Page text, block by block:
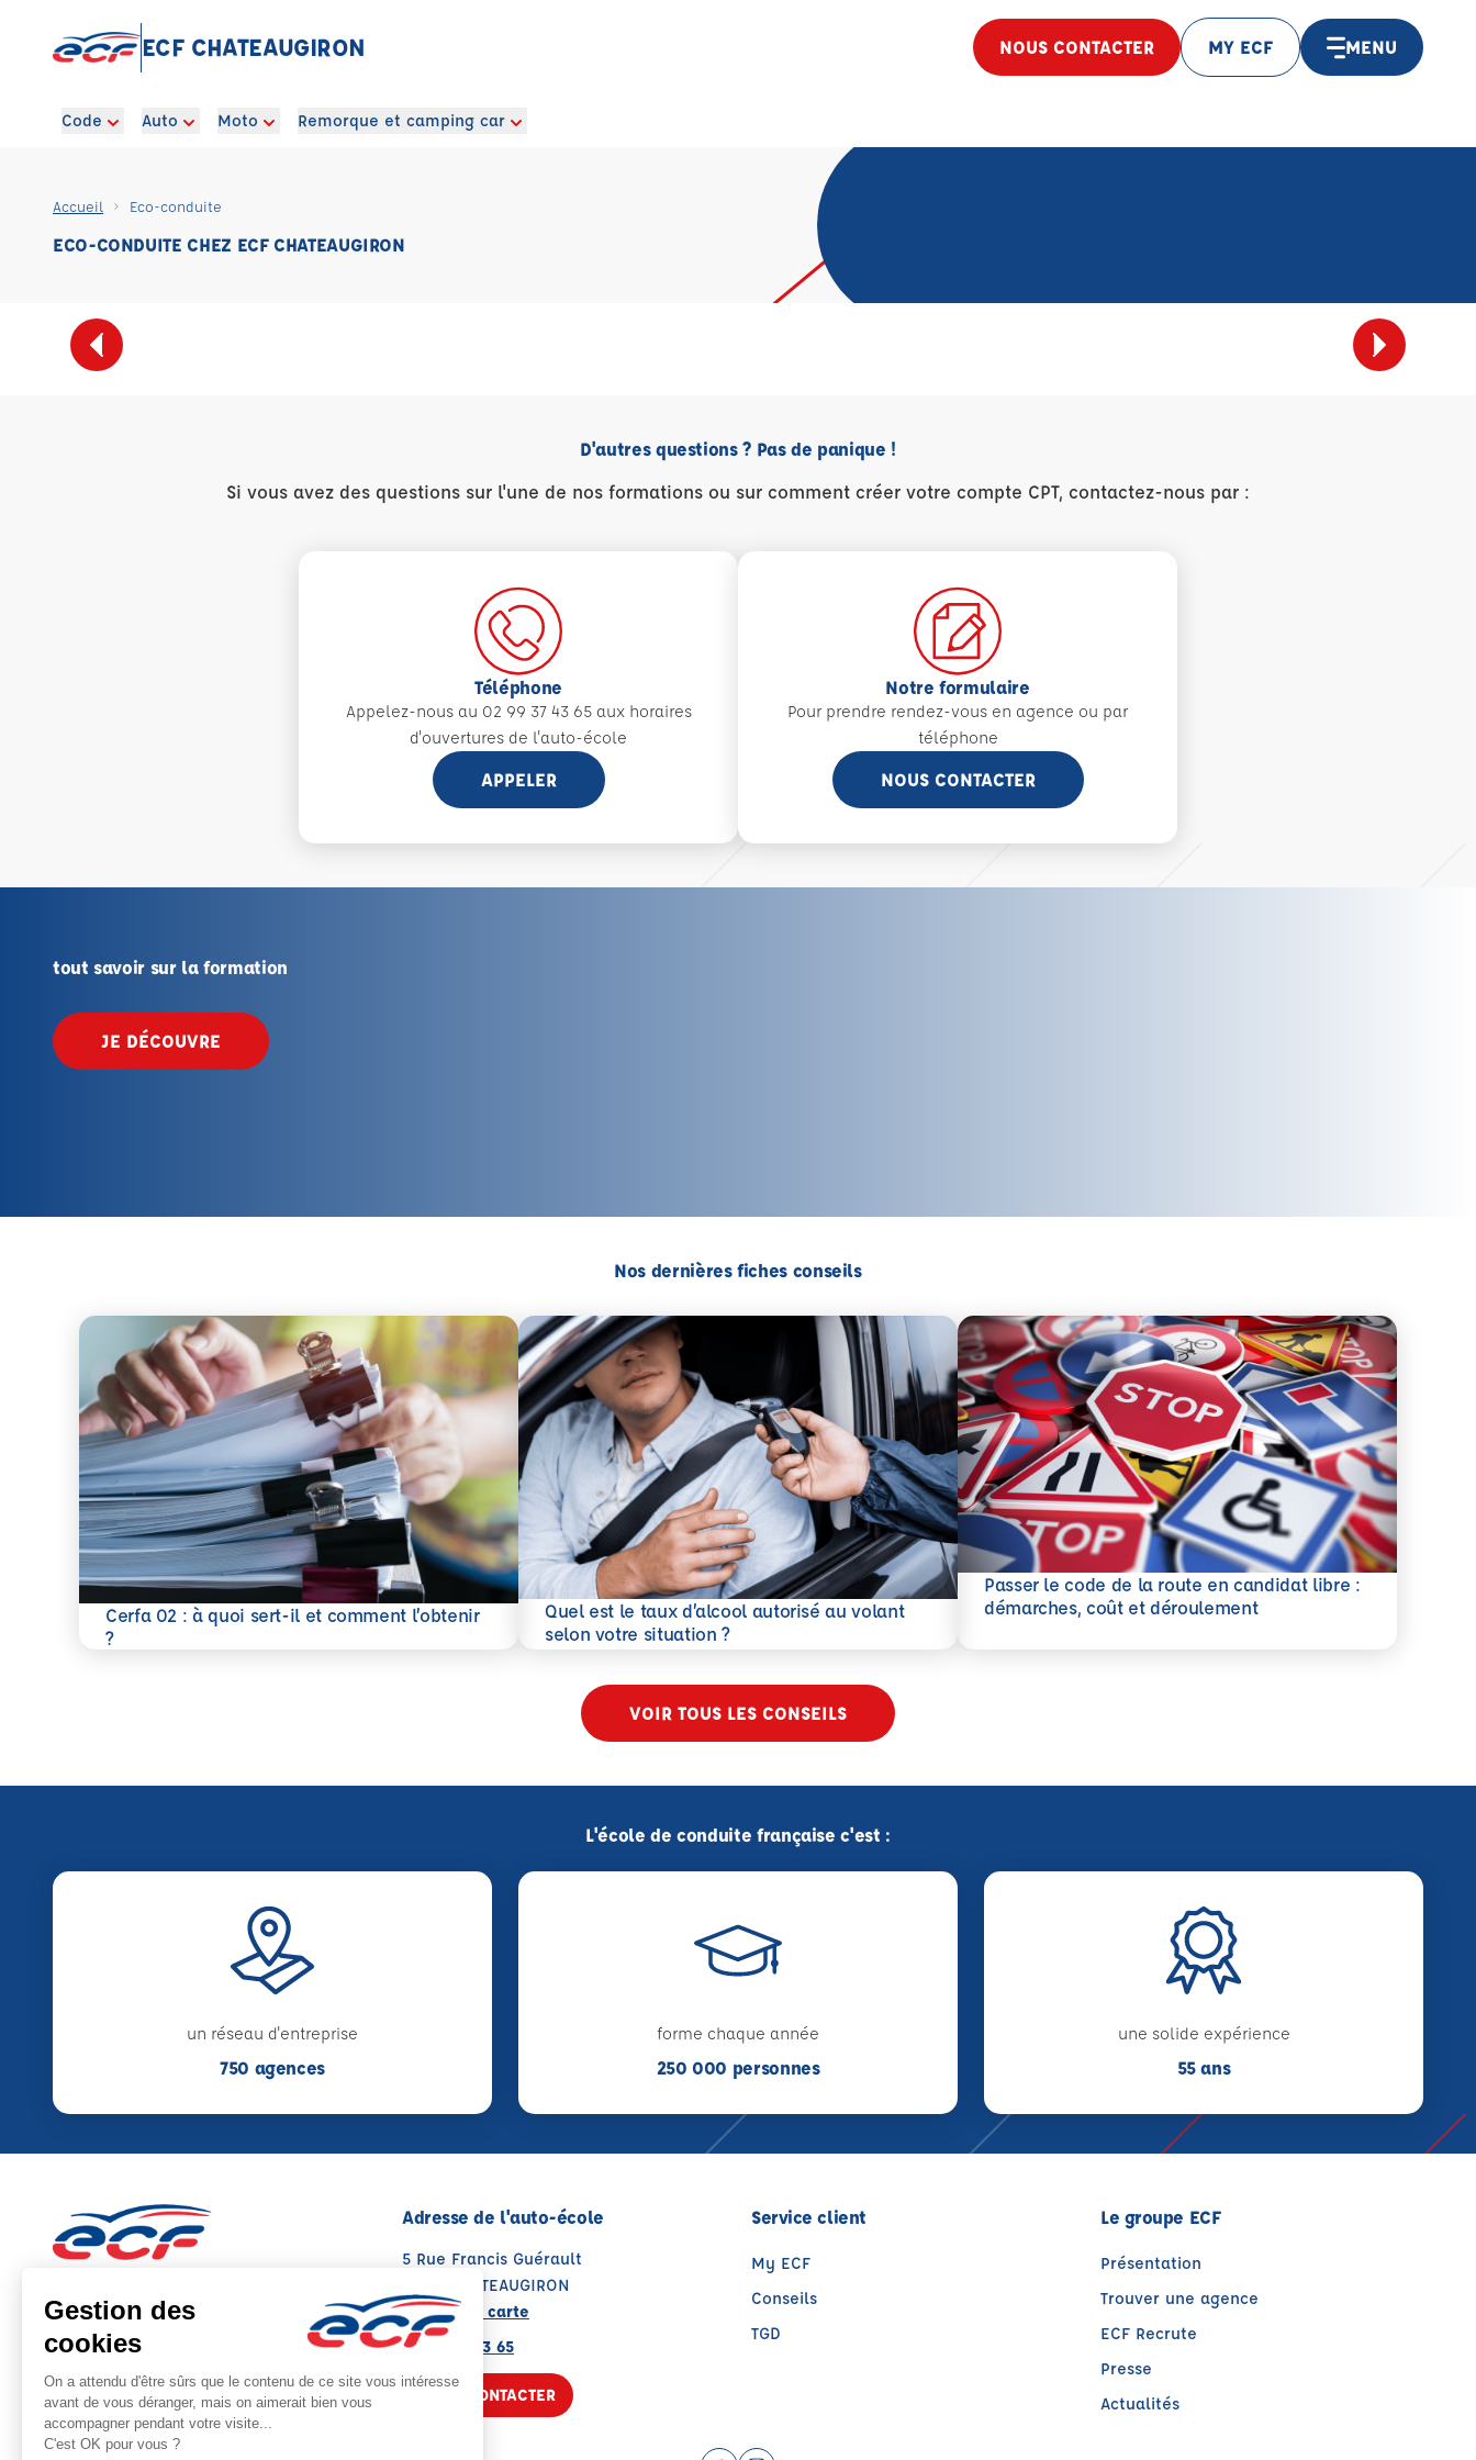
ECF CHATEAUGIRON NOUS CONTACTER MY ECF MENU
Code Auto Moto Remorque et camping car
Accueil Eco-conduite
ECO-CONDUITE CHEZ ECF CHATEAUGIRON
D'autres questions ? Pas de panique !
Si vous avez des questions sur l'une de nos formations ou sur comment créer votre compte CPT, contactez-nous par :
Téléphone
Appelez-nous au 02 99 37 43 65 aux horaires
d'ouvertures de l'auto-école
APPELER
Notre formulaire
Pour prendre rendez-vous en agence ou par
téléphone
NOUS CONTACTER
tout savoir sur la formation
JE DÉCOUVRE
Nos dernières fiches conseils
Cerfa 02 : à quoi sert-il et comment l’obtenir
?
En savoir plus
Quel est le taux d’alcool autorisé au volant
selon votre situation ?
En savoir plus
Passer le code de la route en candidat libre :
démarches, coût et déroulement
En savoir plus
VOIR TOUS LES CONSEILS
L'école de conduite française c'est :
un réseau d'entreprise
750 agences
forme chaque année
250 000 personnes
une solide expérience
55 ans
Note : 4.8/5
Moyenne calculée sur 58 avis
Adresse de l'auto-école
5 Rue Francis Guérault
35410 CHATEAUGIRON
Voir sur la carte
02 99 37 43 65
NOUS CONTACTER
Service client
My ECF
Conseils
TGD
Le groupe ECF
Présentation
Trouver une agence
ECF Recrute
Presse
Actualités